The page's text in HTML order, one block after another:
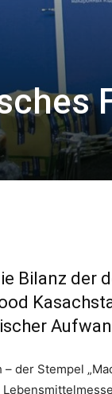
Bilanz der
der Stempel